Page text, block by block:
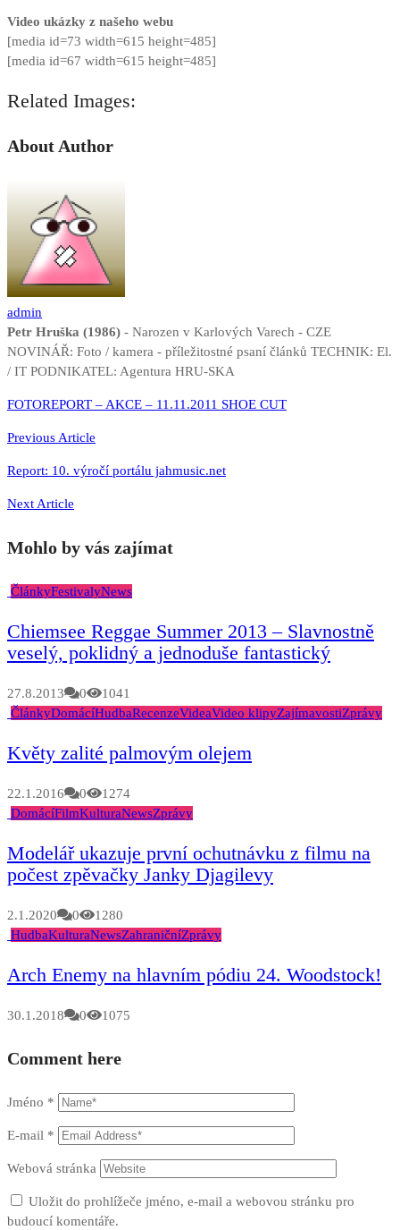
Video ukázky z našeho webu
[media id=73 width=615 height=485]
[media id=67 width=615 height=485]
Related Images:
About Author
admin
Petr Hruška (1986) - Narozen v Karlových Varech - CZE
NOVINÁŘ: Foto / kamera - příležitostné psaní článků TECHNIK: El.
/ IT PODNIKATEL: Agentura HRU-SKA
Navigace
pro
FOTOREPORT – AKCE – 11.11.2011 SHOE CUT
Previous Article
Report: 10. výročí portálu jahmusic.net
Next Article
Mohlo by vás zajímat
ČlánkyFestivalyNews
Chiemsee Reggae Summer 2013 – Slavnostně
veselý, poklidný a jednoduše fantastický
27.8.2013 0
1041
ČlánkyDomácíHudbaRecenzeVideaVideo klipyZajímavostiZprávy
Květy zalité palmovým olejem
22.1.2016 0
1274
DomácíFilmKulturaNewsZprávy
Modelář ukazuje první ochutnávku z filmu na
počest zpěvačky Janky Djagilevy
2.1.2020 0
1280
HudbaKulturaNewsZahraničníZprávy
Arch Enemy na hlavním pódiu 24. Woodstock!
30.1.2018 0 1075
Comment here
Jméno *
E-mail *
Webová stránka
Uložit do prohlížeče jméno, e-mail a webovou stránku pro
budoucí komentáře.